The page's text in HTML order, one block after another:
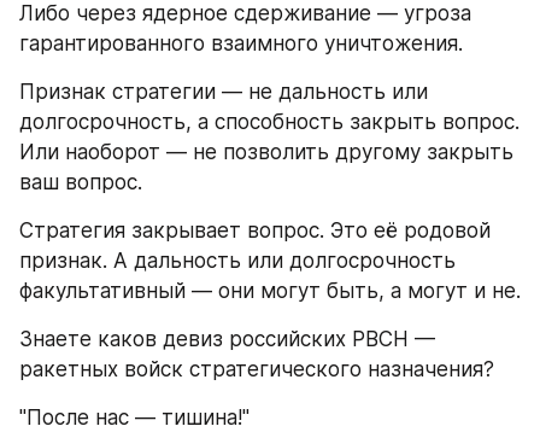
Либо через ядерное сдерживание — угроза
гарантированного взаимного уничтожения.
Признак стратегии — не дальность или
долгосрочность, а способность закрыть вопрос.
Или наоборот — не позволить другому закрыть
ваш вопрос.
Стратегия закрывает вопрос. Это её родовой
признак. А дальность или долгосрочность
факультативный — они могут быть, а могут и не.
Знаете каков девиз российских РВСН —
ракетных войск стратегического назначения?
"После нас — тишина!"